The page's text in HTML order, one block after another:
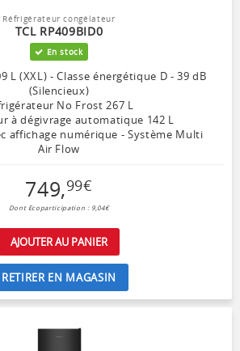
Réfrigérateur congélateur
TCL RP409BID0
En stock
L (XXL) - Classe énergétique D - 39 dB
(Silencieux)
No Frost 267 L
à dégivrage automatique 142 L
affichage numérique - Système Multi
Air Flow
749,99€
Dont Ecoparticipation : 9,04€
AJOUTER AU PANIER
RETIRER EN MAGASIN